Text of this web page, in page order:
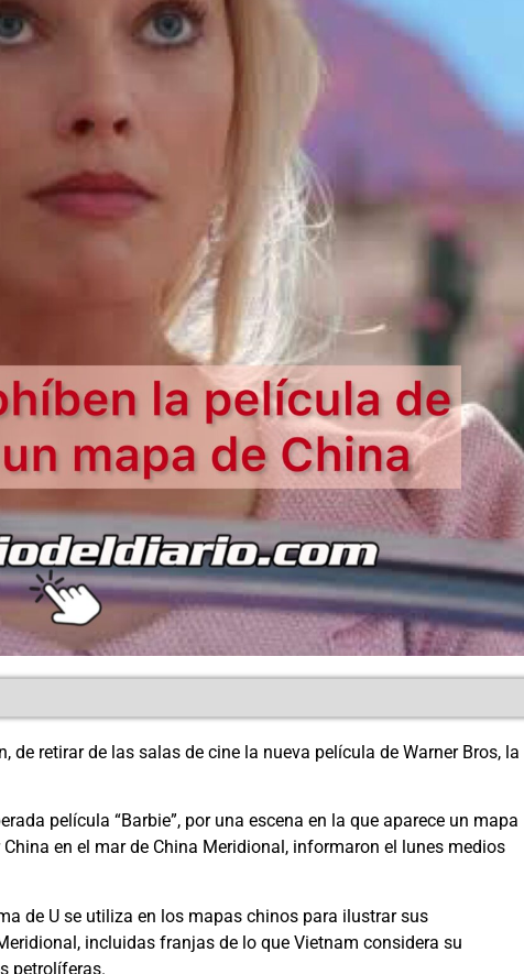
retirar de las salas de cine la nueva película de Warner Bros, la
película “Barbie”, por una escena en la que aparece un mapa
en el mar de China Meridional, informaron el lunes medios
de U se utiliza en los mapas chinos para ilustrar sus
incluidas franjas de lo que Vietnam considera su
petrolíferas.